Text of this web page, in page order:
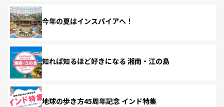
今年の夏はインスパイアへ！
知れば知るほど好きになる 湘南・江の島
地球の歩き方45周年記念 インド特集